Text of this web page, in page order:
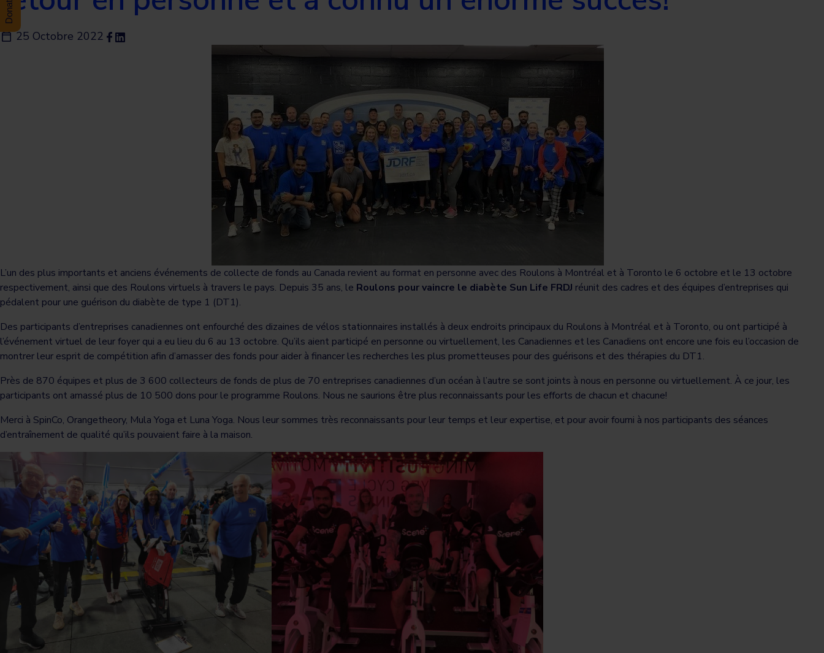
25 Octobre 2022
L’un des plus importants et anciens événements de collecte de fonds au Canada revient au format en personne avec des Roulons à Montréal et à Toronto le 6 octobre et le 13 octobre
respectivement, ainsi que des Roulons virtuels à travers le pays. Depuis 35 ans, le Roulons pour vaincre le diabète Sun Life FRDJ réunit des cadres et des équipes d’entreprises qui
pédalent pour une guérison du diabète de type 1 (DT1).
Des participants d’entreprises canadiennes ont enfourché des dizaines de vélos stationnaires installés à deux endroits principaux du Roulons à Montréal et à Toronto, ou ont participé à
l’événement virtuel de leur foyer qui a eu lieu du 6 au 13 octobre. Qu’ils aient participé en personne ou virtuellement, les Canadiennes et les Canadiens ont encore une fois eu l’occasion de
montrer leur esprit de compétition afin d’amasser des fonds pour aider à financer les recherches les plus prometteuses pour des guérisons et des thérapies du DT1.
Près de 870 équipes et plus de 3 600 collecteurs de fonds de plus de 70 entreprises canadiennes d’un océan à l’autre se sont joints à nous en personne ou virtuellement. À ce jour, les
participants ont amassé plus de 10 500 dons pour le programme Roulons. Nous ne saurions être plus reconnaissants pour les efforts de chacun et chacune!
Merci à SpinCo, Orangetheory, Mula Yoga et Luna Yoga. Nous leur sommes très reconnaissants pour leur temps et leur expertise, et pour avoir fourni à nos participants des séances
d’entraînement de qualité qu’ils pouvaient faire à la maison.